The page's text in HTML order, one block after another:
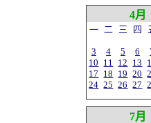
4月
一 二 三 四
3 4 5 6
10 11 12 13
17 18 19 20
24 25 26 27
7月